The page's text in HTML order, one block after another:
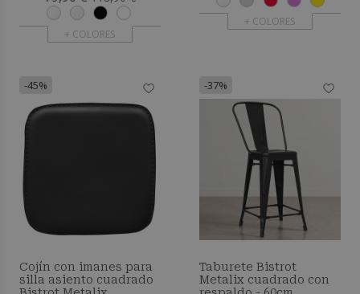
+ COLORES
+ COLORES
-45%
Cojín con imanes para
silla asiento cuadrado
-37%
Taburete Bistrot
Metalix cuadrado con